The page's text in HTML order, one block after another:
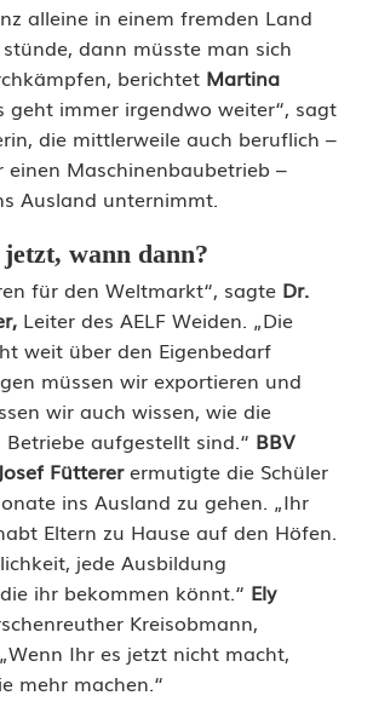
alleine in einem fremden Land
dann müsste man sich
berichtet Martina
geht immer irgendwo weiter“, sagt
die mittlerweile auch beruflich –
einen Maschinenbaubetrieb –
Ausland unternimmt.
wann dann?
für den Weltmarkt“, sagte Dr.
Leiter des AELF Weiden. „Die
weit über den Eigenbedarf
müssen wir exportieren und
wir auch wissen, wie die
aufgestellt sind.“ BBV
Füttererermutigte die Schüler
ins Ausland zu gehen. „Ihr
Eltern zu Hause auf den Höfen.
jede Ausbildung
ihr bekommen könnt.“ Ely
Kreisobmann,
Ihr es jetzt nicht macht,
mehr machen.“